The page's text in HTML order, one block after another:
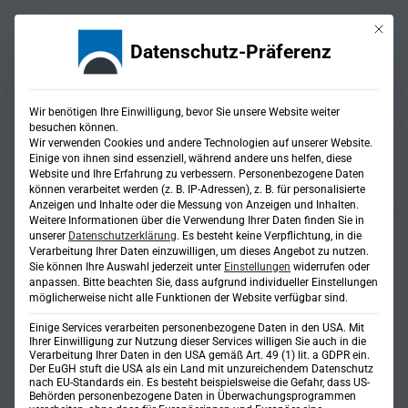
Projekte
Lösungen für jede
Herausforderung
Referenzen
Fachbereich GIS
Das Büro SteinbacherConsult hat die
zurückliegenden 60 Jahre bewiesen, dass es
Mit
Datenschutz-Präferenz
Wir benötigen Ihre Einwilligung, bevor Sie unsere Website weiter
besuchen können.
Wir verwenden Cookies und andere Technologien auf unserer Website.
Einige von ihnen sind essenziell, während andere uns helfen, diese
Website und Ihre Erfahrung zu verbessern. Personenbezogene Daten
können verarbeitet werden (z. B. IP-Adressen), z. B. für personalisierte
Anzeigen und Inhalte oder die Messung von Anzeigen und Inhalten.
Weitere Informationen über die Verwendung Ihrer Daten finden Sie in
unserer Datenschutzerklärung. Es besteht keine Verpflichtung, in die
Verarbeitung Ihrer Daten einzuwilligen, um dieses Angebot zu nutzen.
Sie können Ihre Auswahl jederzeit unter Einstellungen widerrufen oder
anpassen. Bitte beachten Sie, dass aufgrund individueller Einstellungen
möglicherweise nicht alle Funktionen der Website verfügbar sind.
Einige Services verarbeiten personenbezogene Daten in den USA. Mit
Ihrer Einwilligung zur Nutzung dieser Services willigen Sie auch in die
Verarbeitung Ihrer Daten in den USA gemäß Art. 49 (1) lit. a GDPR ein.
Der EuGH stuft die USA als ein Land mit unzureichendem Datenschutz
nach EU-Standards ein. Es besteht beispielsweise die Gefahr, dass US-
Behörden personenbezogene Daten in Überwachungsprogrammen